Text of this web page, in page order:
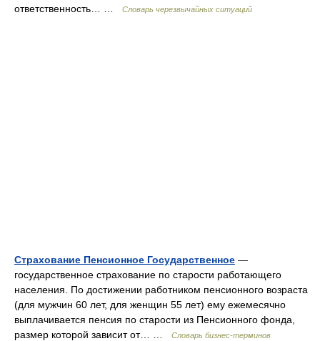
ответственность… …
Словарь черезвычайных ситуаций
Страхование Пенсионное Государственное —
государственное страхование по старости работающего
населения. По достижении работником пенсионного возраста
(для мужчин 60 лет, для женщин 55 лет) ему ежемесячно
выплачивается пенсия по старости из Пенсионного фонда,
размер которой зависит от… …
Словарь бизнес-терминов